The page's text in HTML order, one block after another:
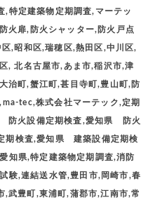
,特定建築物定期調査,マーテッ
火扉,防火シャッター,防火戸点
,昭和区,瑞穂区,熱田区,中川区,
, 北名古屋市,あま市,稲沢市,津
治町,蟹江町,甚目寺町,豊山町,防
tec,株式会社マーテック,定期
防火設備定期検査,愛知県 防火
期検査,愛知県 建築設備定期検
知県,特定建築物定期調査,消防
験,連結送水管,豊田市,岡崎市,春
,武豊町,東浦町,蒲郡市,江南市,常